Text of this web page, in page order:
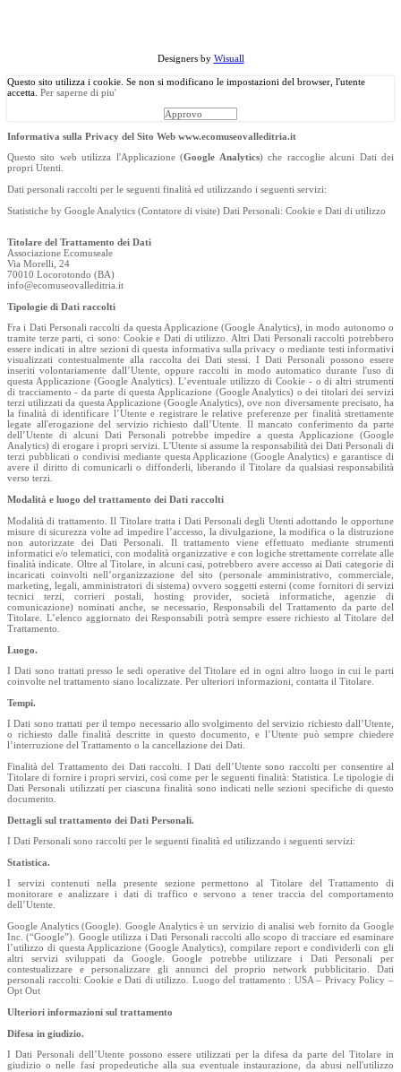
Designers by Wisuall
Questo sito utilizza i cookie. Se non si modificano le impostazioni del browser, l'utente
accetta. Per saperne di piu'
Approvo
Informativa sulla Privacy del Sito Web www.ecomuseovalleditria.it
Questo sito web utilizza l'Applicazione (Google Analytics) che raccoglie alcuni Dati dei
propri Utenti.
Dati personali raccolti per le seguenti finalità ed utilizzando i seguenti servizi:
Statistiche by Google Analytics (Contatore di visite) Dati Personali: Cookie e Dati di utilizzo
Titolare del Trattamento dei Dati
Associazione Ecomuseale
Via Morelli, 24
70010 Locorotondo (BA)
info@ecomuseovalleditria.it
Tipologie di Dati raccolti
Fra i Dati Personali raccolti da questa Applicazione (Google Analytics), in modo autonomo o
tramite terze parti, ci sono: Cookie e Dati di utilizzo. Altri Dati Personali raccolti potrebbero
essere indicati in altre sezioni di questa informativa sulla privacy o mediante testi informativi
visualizzati contestualmente alla raccolta dei Dati stessi. I Dati Personali possono essere
inseriti volontariamente dall’Utente, oppure raccolti in modo automatico durante l'uso di
questa Applicazione (Google Analytics). L’eventuale utilizzo di Cookie - o di altri strumenti
di tracciamento - da parte di questa Applicazione (Google Analytics) o dei titolari dei servizi
terzi utilizzati da questa Applicazione (Google Analytics), ove non diversamente precisato, ha
la finalità di identificare l’Utente e registrare le relative preferenze per finalità strettamente
legate all'erogazione del servizio richiesto dall’Utente. Il mancato conferimento da parte
dell’Utente di alcuni Dati Personali potrebbe impedire a questa Applicazione (Google
Analytics) di erogare i propri servizi. L'Utente si assume la responsabilità dei Dati Personali di
terzi pubblicati o condivisi mediante questa Applicazione (Google Analytics) e garantisce di
avere il diritto di comunicarli o diffonderli, liberando il Titolare da qualsiasi responsabilità
verso terzi.
Modalità e luogo del trattamento dei Dati raccolti
Modalità di trattamento. Il Titolare tratta i Dati Personali degli Utenti adottando le opportune
misure di sicurezza volte ad impedire l’accesso, la divulgazione, la modifica o la distruzione
non autorizzate dei Dati Personali. Il trattamento viene effettuato mediante strumenti
informatici e/o telematici, con modalità organizzative e con logiche strettamente correlate alle
finalità indicate. Oltre al Titolare, in alcuni casi, potrebbero avere accesso ai Dati categorie di
incaricati coinvolti nell’organizzazione del sito (personale amministrativo, commerciale,
marketing, legali, amministratori di sistema) ovvero soggetti esterni (come fornitori di servizi
tecnici terzi, corrieri postali, hosting provider, società informatiche, agenzie di
comunicazione) nominati anche, se necessario, Responsabili del Trattamento da parte del
Titolare. L’elenco aggiornato dei Responsabili potrà sempre essere richiesto al Titolare del
Trattamento.
Luogo.
I Dati sono trattati presso le sedi operative del Titolare ed in ogni altro luogo in cui le parti
coinvolte nel trattamento siano localizzate. Per ulteriori informazioni, contatta il Titolare.
Tempi.
I Dati sono trattati per il tempo necessario allo svolgimento del servizio richiesto dall’Utente,
o richiesto dalle finalità descritte in questo documento, e l’Utente può sempre chiedere
l’interruzione del Trattamento o la cancellazione dei Dati.
Finalità del Trattamento dei Dati raccolti. I Dati dell’Utente sono raccolti per consentire al
Titolare di fornire i propri servizi, così come per le seguenti finalità: Statistica. Le tipologie di
Dati Personali utilizzati per ciascuna finalità sono indicati nelle sezioni specifiche di questo
documento.
Dettagli sul trattamento dei Dati Personali.
I Dati Personali sono raccolti per le seguenti finalità ed utilizzando i seguenti servizi:
Statistica.
I servizi contenuti nella presente sezione permettono al Titolare del Trattamento di
monitorare e analizzare i dati di traffico e servono a tener traccia del comportamento
dell’Utente.
Google Analytics (Google). Google Analytics è un servizio di analisi web fornito da Google
Inc. (“Google”). Google utilizza i Dati Personali raccolti allo scopo di tracciare ed esaminare
l’utilizzo di questa Applicazione (Google Analytics), compilare report e condividerli con gli
altri servizi sviluppati da Google. Google potrebbe utilizzare i Dati Personali per
contestualizzare e personalizzare gli annunci del proprio network pubblicitario. Dati
personali raccolti: Cookie e Dati di utilizzo. Luogo del trattamento : USA – Privacy Policy –
Opt Out
Ulteriori informazioni sul trattamento
Difesa in giudizio.
I Dati Personali dell’Utente possono essere utilizzati per la difesa da parte del Titolare in
giudizio o nelle fasi propedeutiche alla sua eventuale instaurazione, da abusi nell'utilizzo